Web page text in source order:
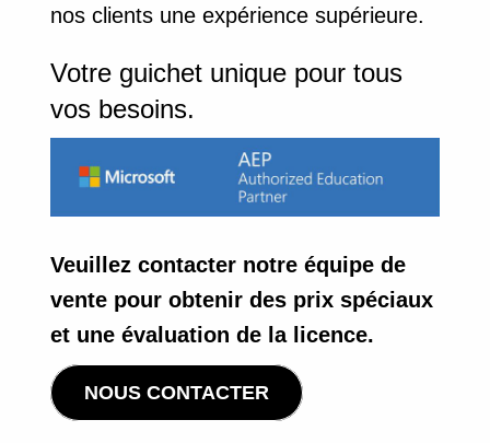
nos clients une expérience supérieure.
Votre guichet unique pour tous
vos besoins.
Veuillez contacter notre équipe de
vente pour obtenir des prix spéciaux
et une évaluation de la licence.
NOUS CONTACTER